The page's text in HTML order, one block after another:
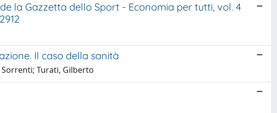
la Gazzetta dello Sport - Economia per tutti, vol. 4
Il caso della sanità
Turati, Gilberto